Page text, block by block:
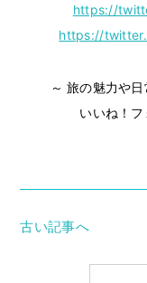
https://
https://
～ 旅の魅力や
いいね！
古い記事へ